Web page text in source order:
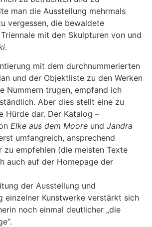
man die Ausstellung mehrmals
vergessen, die bewaldete
Triennale mit den Skulpturen von und
.
mit dem durchnummerierten
und der Objektliste zu den Werken
Nummern trugen, empfand ich
Aber dies stellt eine zu
Hürde dar. Der Katalog –
Elke aus dem Moore und Jandra
umfangreich, ansprechend
zu empfehlen (die meisten Texte
auch auf der Homepage der
der Ausstellung und
einzelner Kunstwerke verstärkt sich
noch einmal deutlicher „die